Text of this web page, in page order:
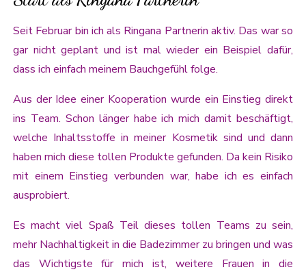
Seit Februar bin ich als Ringana Partnerin aktiv. Das war so
gar nicht geplant und ist mal wieder ein Beispiel dafür,
dass ich einfach meinem Bauchgefühl folge.
Aus der Idee einer Kooperation wurde ein Einstieg direkt
ins Team. Schon länger habe ich mich damit beschäftigt,
welche Inhaltsstoffe in meiner Kosmetik sind und dann
haben mich diese tollen Produkte gefunden. Da kein Risiko
mit einem Einstieg verbunden war, habe ich es einfach
ausprobiert.
Es macht viel Spaß Teil dieses tollen Teams zu sein,
mehr Nachhaltigkeit in die Badezimmer zu bringen und was
das Wichtigste für mich ist, weitere Frauen in die